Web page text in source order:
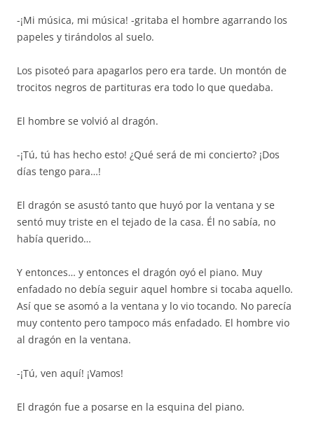
-¡Mi música, mi música! -gritaba el hombre agarrando los
papeles y tirándolos al suelo.
Los pisoteó para apagarlos pero era tarde. Un montón de
trocitos negros de partituras era todo lo que quedaba.
El hombre se volvió al dragón.
-¡Tú, tú has hecho esto! ¿Qué será de mi concierto? ¡Dos
días tengo para…!
El dragón se asustó tanto que huyó por la ventana y se
sentó muy triste en el tejado de la casa. Él no sabía, no
había querido…
Y entonces… y entonces el dragón oyó el piano. Muy
enfadado no debía seguir aquel hombre si tocaba aquello.
Así que se asomó a la ventana y lo vio tocando. No parecía
muy contento pero tampoco más enfadado. El hombre vio
al dragón en la ventana.
-¡Tú, ven aquí! ¡Vamos!
El dragón fue a posarse en la esquina del piano.